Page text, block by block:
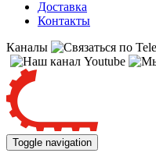
Доставка
Контакты
Каналы
Toggle navigation